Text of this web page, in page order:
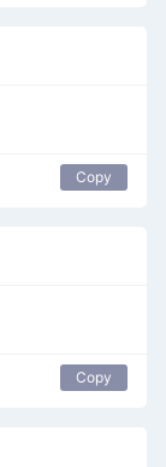
Copy
Copy